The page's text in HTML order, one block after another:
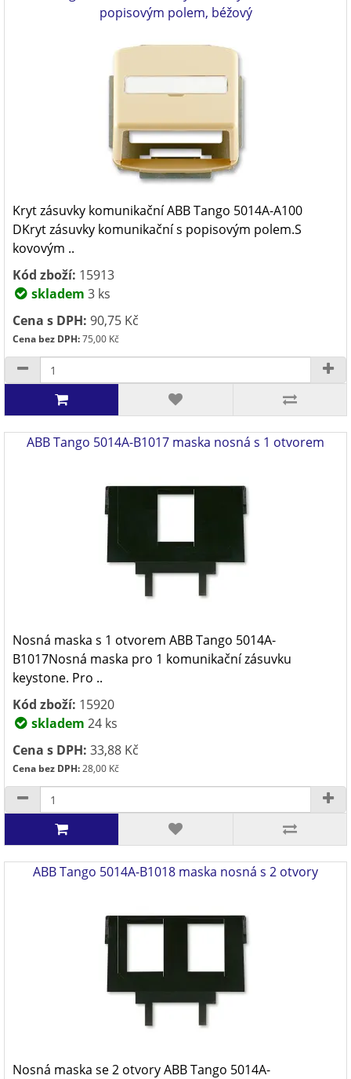
popisovým polem, béžový
Kryt zásuvky komunikační ABB Tango 5014A-A100
DKryt zásuvky komunikační s popisovým polem.S
kovovým ..
Kód zboží: 15913
skladem 3 ks
Cena s DPH: 90,75 Kč
Cena bez DPH:75,00 Kč
ABB Tango 5014A-B1017 maska nosná s 1 otvorem
Nosná maska s 1 otvorem ABB Tango 5014A-
B1017Nosná maska pro 1 komunikační zásuvku
keystone. Pro ..
Kód zboží: 15920
skladem 24 ks
Cena s DPH: 33,88 Kč
Cena bez DPH:28,00 Kč
ABB Tango 5014A-B1018 maska nosná s 2 otvory
Nosná maska se 2 otvory ABB Tango 5014A-